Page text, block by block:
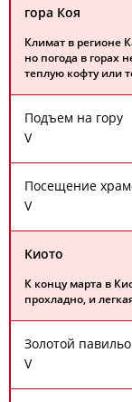
гора Коя
Климат в регионе
но погода в горах
теплую кофту или
Подъем на гору
V
Посещение
V
Киото
К концу марта в
прохладно, и
Золотой
V